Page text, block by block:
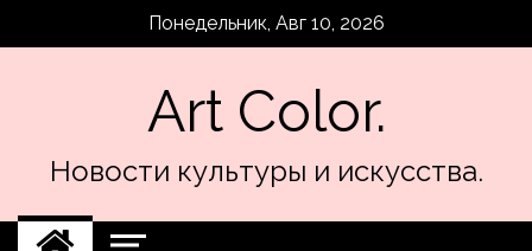
Понедельник, Авг 10, 2026
Art Color.
Новости культуры и искусства.